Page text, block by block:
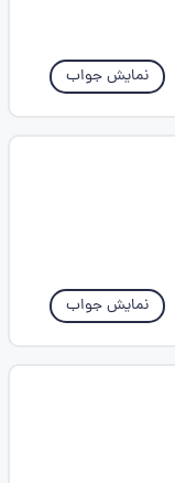
نمایش جواب
نمایش جواب